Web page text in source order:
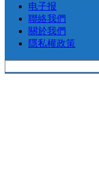
电子报
聯絡我們
關於我們
隱私權政策